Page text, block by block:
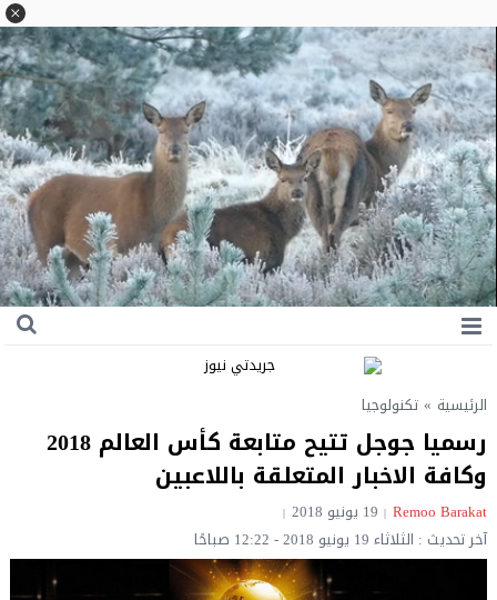
الرئيسية » تكنولوجيا
رسميا جوجل تتيح متابعة كأس العالم 2018
وكافة الاخبار المتعلقة باللاعبين
Remoo Barakat‎‏ 19 يونيو 2018
آخر تحديث : الثلاثاء 19 يونيو 2018 - 12:22 صباحًا